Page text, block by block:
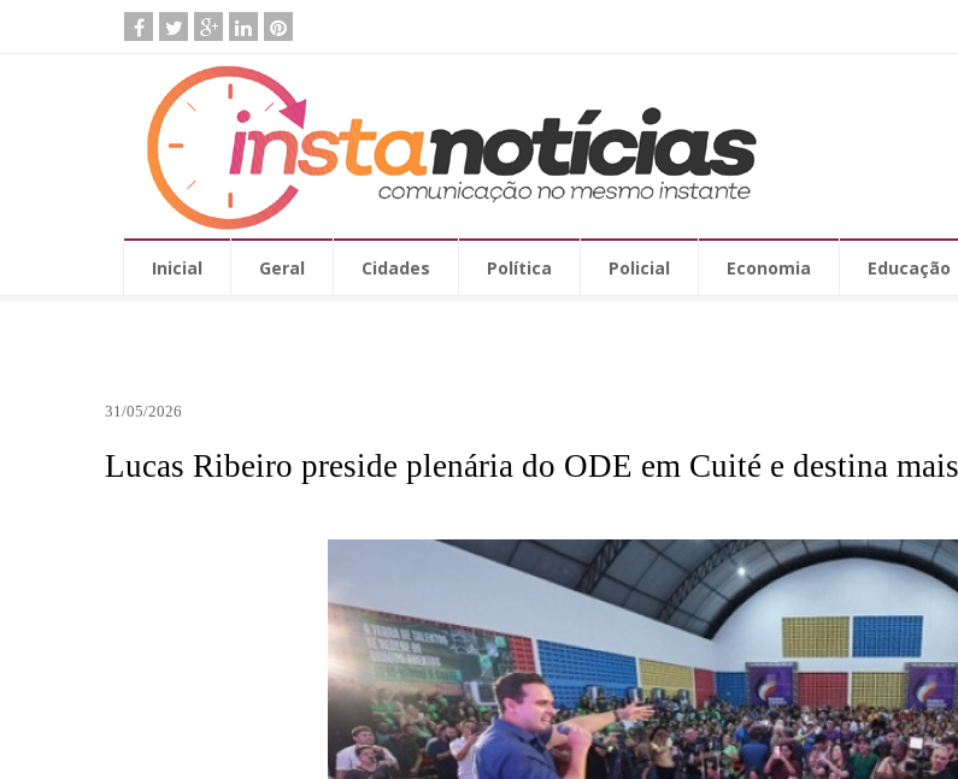
Inicial Geral Cidades Política Policial Economia Educação
31/05/2026
Lucas Ribeiro preside plenária do ODE em Cuité e destina